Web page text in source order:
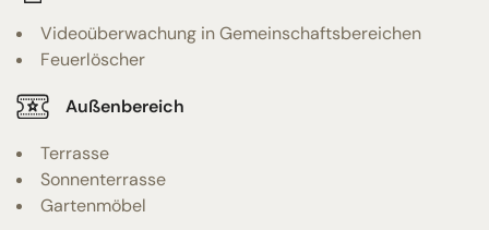
Videoüberwachung in Gemeinschaftsbereichen
Feuerlöscher
Außenbereich
Terrasse
Sonnenterrasse
Gartenmöbel